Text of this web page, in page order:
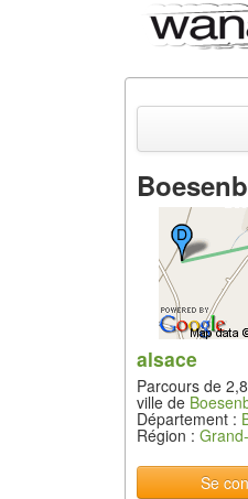
Parcours &
Courses
Outils &
alsace
Parcours de
ville de
Département :
Région :
Se